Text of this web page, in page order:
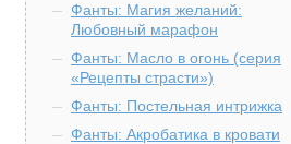
Фанты: Магия желаний:
Любовный марафон
Фанты: Масло в огонь (серия
«Рецепты страсти»)
Фанты: Постельная интрижка
Фанты: Акробатика в кровати